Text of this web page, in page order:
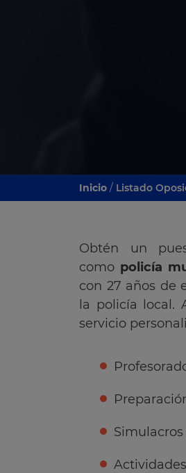
Inicio / Listado
Obtén un
como policía
con 27 años de
la policía local.
servicio